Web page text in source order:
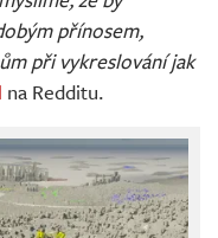
přínosem,
při vykreslování jak
na Redditu.